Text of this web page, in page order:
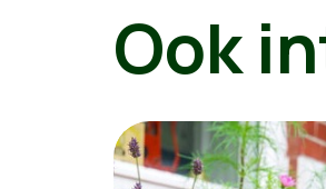
Ook